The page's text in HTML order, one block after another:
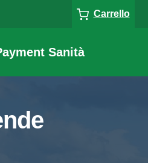
Carrello
Sanità